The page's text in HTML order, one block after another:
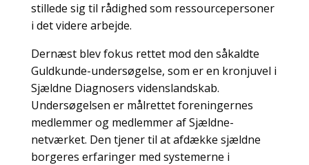
stillede sig til rådighed som ressourcepersoner
i det videre arbejde.
Dernæst blev fokus rettet mod den såkaldte
Guldkunde-undersøgelse, som er en kronjuvel i
Sjældne Diagnosers videnslandskab.
Undersøgelsen er målrettet foreningernes
medlemmer og medlemmer af Sjældne-
netværket. Den tjener til at afdække sjældne
borgeres erfaringer med systemerne i